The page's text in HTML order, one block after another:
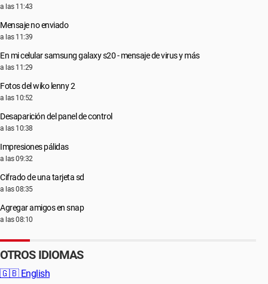
a las 11:43
Mensaje no enviado
a las 11:39
En mi celular samsung galaxy s20 - mensaje de virus y más
a las 11:29
Fotos del wiko lenny 2
a las 10:52
Desaparición del panel de control
a las 10:38
Impresiones pálidas
a las 09:32
Cifrado de una tarjeta sd
a las 08:35
Agregar amigos en snap
a las 08:10
OTROS IDIOMAS
🇬🇧 English